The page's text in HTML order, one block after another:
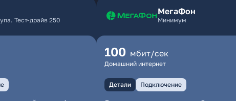
Тест-драйв 250
МегаФон
Минимум
100 мбит/сек
Домашний интернет
Детали Подключение